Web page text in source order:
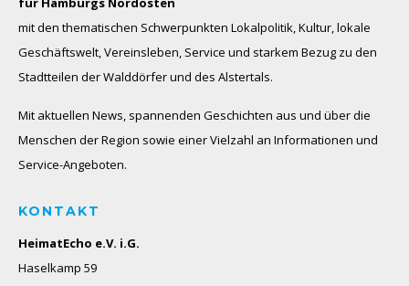
mit den thematischen Schwerpunkten Lokalpolitik, Kultur, lokale
Geschäftswelt, Vereinsleben, Service und starkem Bezug zu den
Stadtteilen der Walddörfer und des Alstertals.
Mit aktuellen News, spannenden Geschichten aus und über die
Menschen der Region sowie einer Vielzahl an Informationen und
Service-Angeboten.
KONTAKT
HeimatEcho e.V. i.G.
Haselkamp 59